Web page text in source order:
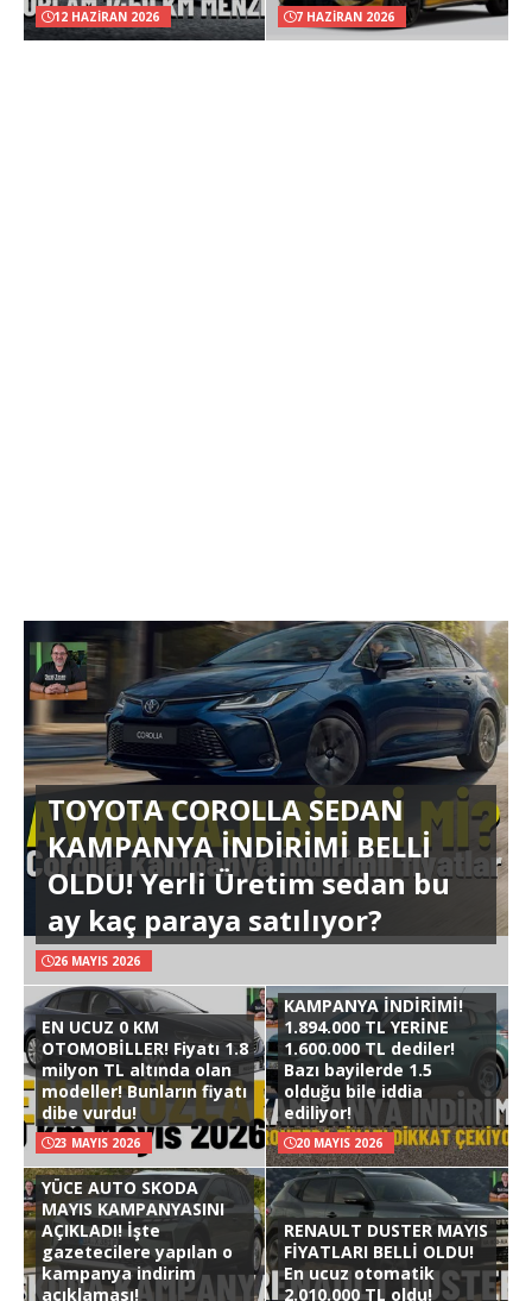
12 HAZIRAN 2026 7 HAZIRAN 2026
TOYOTA COROLLA SEDAN
KAMPANYA İNDİRİMİ BELLİ
OLDU! Yerli Üretim sedan bu
ay kaç paraya satılıyor?
26 MAYIS 2026
EN UCUZ 0 KM
OTOMOBİLLER! Fiyatı 1.8
milyon TL altında olan
modeller! Bunların fiyatı
dibe vurdu!
23 MAYIS 2026
KAMPANYA İNDİRİMİ!
1.894.000 TL YERİNE
1.600.000 TL dediler!
Bazı bayilerde 1.5
olduğu bile iddia
ediliyor!
20 MAYIS 2026
YÜCE AUTO SKODA
MAYIS KAMPANYASINI
AÇIKLADI! İşte
gazetecilere yapılan o
kampanya indirim
açıklaması!
RENAULT DUSTER MAYIS
FİYATLARI BELLİ OLDU!
En ucuz otomatik
2.010.000 TL oldu!